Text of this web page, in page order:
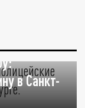
в Санкт-